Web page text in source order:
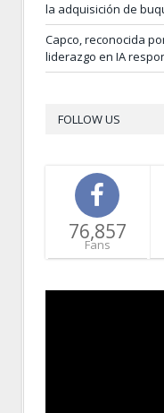
la adquisición de
Capco, reconocida
liderazgo en IA
FOLLOW US
76,857
Fans